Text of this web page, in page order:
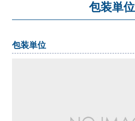
包装単位
包装単位